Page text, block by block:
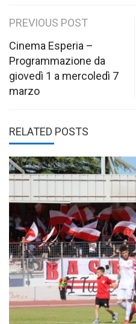
Post
navigation
PREVIOUS POST
Cinema Esperia –
Programmazione da
giovedì 1 a mercoledì 7
marzo
RELATED POSTS